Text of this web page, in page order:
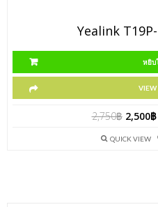
Yealink
หยิบ
VIEW
2,750฿ 2,500฿
QUICK VIEW